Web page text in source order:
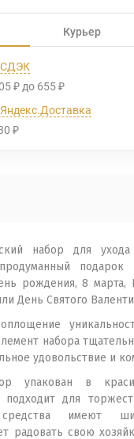
Курьер
СДЭК
₽ до 655 ₽
₽
набор для
подарок
рождения, 8 марта,
День Святого
набора
удовольствие и
упакован в
подходит для
имеют
радовать свою